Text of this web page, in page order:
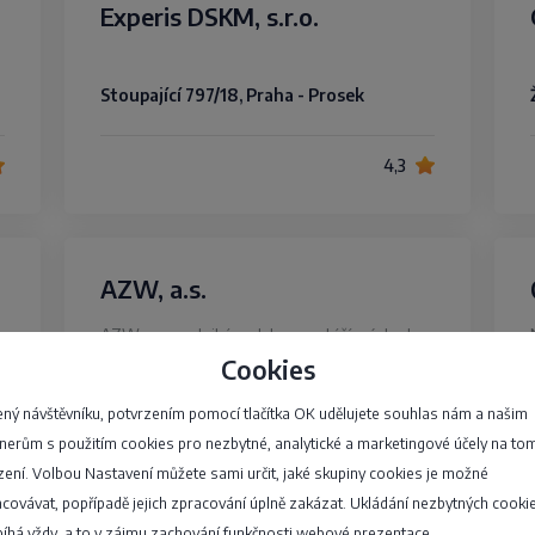
Cookies
návštěvníku, potvrzením pomocí tlačítka OK udělujete souhlas nám a našim
s použitím cookies pro nezbytné, analytické a marketingové účely na
Volbou Nastavení můžete sami určit, jaké skupiny cookies je možné
popřípadě jejich zpracování úplně zakázat. Ukládání nezbytných
Experis DSKM, s.r.o.
Stoupající 797/18, Praha - Prosek
4,3
AZW, a.s.
AZW, a.s. podniká na trhu montáží, výstavby
a údržby elektrotechnologií. Nabízíme
působením v oboru. Považujeme se za
zdravou a prosperující společnost…
Ponávka 185/2, Brno - Zábrdovice